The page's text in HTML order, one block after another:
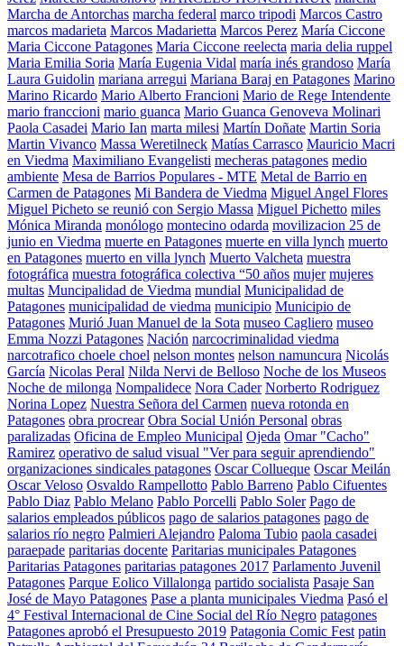
Marcha de Antorchas marcha federal marco tripodi Marcos Castro
marcos madarieta Marcos Madarietta Marcos Perez María Ciccone
Maria Ciccone Patagones Maria Ciccone reelecta maria delia ruppel
Maria Emilia Soria María Eugenia Vidal maría inés grandoso María
Laura Guidolin mariana arregui Mariana Baraj en Patagones Marino
Marino Ricardo Mario Alberto Francioni Mario de Rege Intendente
mario franccioni mario guanca Mario Guanca Genoveva Molinari
Paola Casadei Mario Ian marta milesi Martín Doñate Martin Soria
Martin Vivanco Massa Weretilneck Matías Carrasco Mauricio Macri
en Viedma Maximiliano Evangelisti mecheras patagones medio
ambiente Mesa de Barrios Populares - MTE Metal de Barrio en
Carmen de Patagones Mi Bandera de Viedma Miguel Angel Flores
Miguel Picheto se reunió con Sergio Massa Miguel Pichetto miles
Mónica Miranda monólogo montecino odarda movilizacion 25 de
junio en Viedma muerte en Patagones muerte en villa lynch muerto
en Patagones muerto en villa lynch Muerto Valcheta muestra
fotográfica muestra fotográfica colectiva “50 años mujer mujeres
multas Muncipalidad de Viedma mundial Municipalidad de
Patagones municipalidad de viedma municipio Municipio de
Patagones Murió Juan Manuel de la Sota museo Cagliero museo
Emma Nozzi Patagones Nación narcocriminalidad viedma
narcotrafico choele choel nelson montes nelson namuncura Nicolás
García Nicolas Peral Nilda Nervi de Belloso Noche de los Museos
Noche de milonga Nompalidece Nora Cader Norberto Rodriguez
Norina Lopez Nuestra Señora del Carmen nueva rotonda en
Patagones obra procrear Obra Social Unión Personal obras
paralizadas Oficina de Empleo Municipal Ojeda Omar "Cacho"
Ramirez operativo de salud visual "Ver para seguir aprendiendo"
organizaciones sindicales patagones Oscar Collueque Oscar Meilán
Oscar Veloso Osvaldo Rampellotto Pablo Barreno Pablo Cifuentes
Pablo Diaz Pablo Melano Pablo Porcelli Pablo Soler Pago de
salarios empleados públicos pago de salarios patagones pago de
salarios río negro Palmieri Alejandro Paloma Tubio paola casadei
paraepade paritarias docente Paritarias municipales Patagones
Paritarias Patagones paritarias patagones 2017 Parlamento Juvenil
Patagones Parque Eolico Villalonga partido socialista Pasaje San
José de Mayo Patagones Pase a planta municipales Viedma Pasó el
4° Festival Internacional de Cine Social del Río Negro patagones
Patagones aprobó el Presupuesto 2019 Patagonia Comic Fest patin